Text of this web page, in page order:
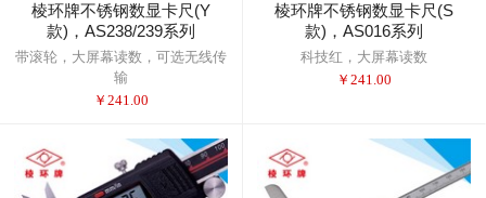
棱环牌不锈钢数显卡尺(Y
款)，AS238/239系列
带滚轮，大屏幕读数，可选无线传
输
￥ 241.00
棱环牌不锈钢数显卡尺(S
款)，AS016系列
科技红，大屏幕读数
￥ 241.00